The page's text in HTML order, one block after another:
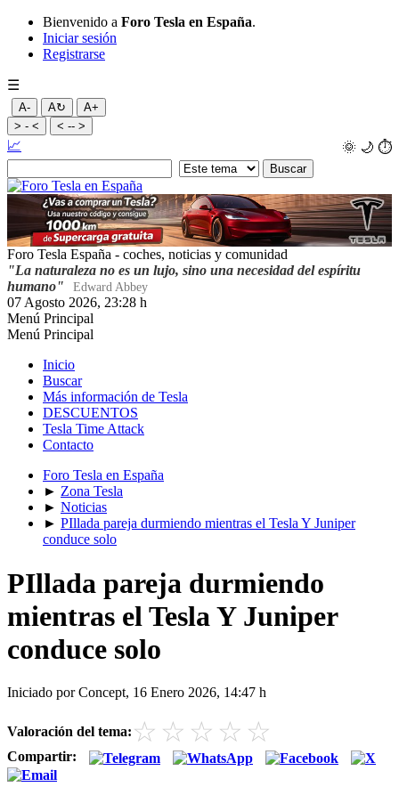
Bienvenido a Foro Tesla en España.
Iniciar sesión
Registrarse
☰
A- A↻
A+
> - <
< -- >
🌞 🌙 ⏱️
📈
Foro Tesla España - coches, noticias y comunidad
"La naturaleza no es un lujo, sino una necesidad del espíritu
humano"
Edward Abbey
07 Agosto 2026, 23:28 h
Menú Principal
Menú Principal
Inicio
Buscar
Más información de Tesla
DESCUENTOS
Tesla Time Attack
Contacto
Foro Tesla en España
► Zona Tesla
► Noticias
► PIllada pareja durmiendo mientras el Tesla Y Juniper
conduce solo
PIllada pareja durmiendo
mientras el Tesla Y Juniper
conduce solo
Iniciado por Concept, 16 Enero 2026, 14:47 h
Valoración del tema: ☆ ☆ ☆ ☆ ☆
Compartir: